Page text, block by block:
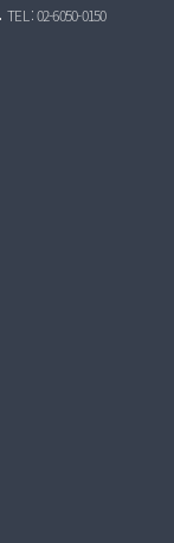
TEL : 02-6050-0150